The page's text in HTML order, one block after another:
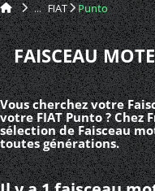
FIAT Punto
FAISCEAU
Vous cherchez votre
votre FIAT Punto ? Chez
sélection de Faisceau
toutes générations.